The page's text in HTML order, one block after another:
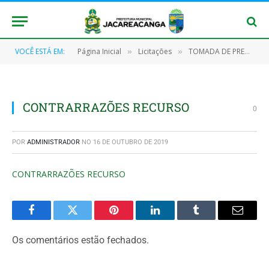
VOCÊ ESTÁ EM: Página Inicial » Licitações » TOMADA DE PREÇOS Nº 006/2017
CONTRARRAZÕES RECURSO 0
POR ADMINISTRADOR NO 16 DE OUTUBRO DE 2019
CONTRARRAZÕES RECURSO
FacebookTwitter Pinterest O
Tumblr
E-
Os comentários estão fechados.